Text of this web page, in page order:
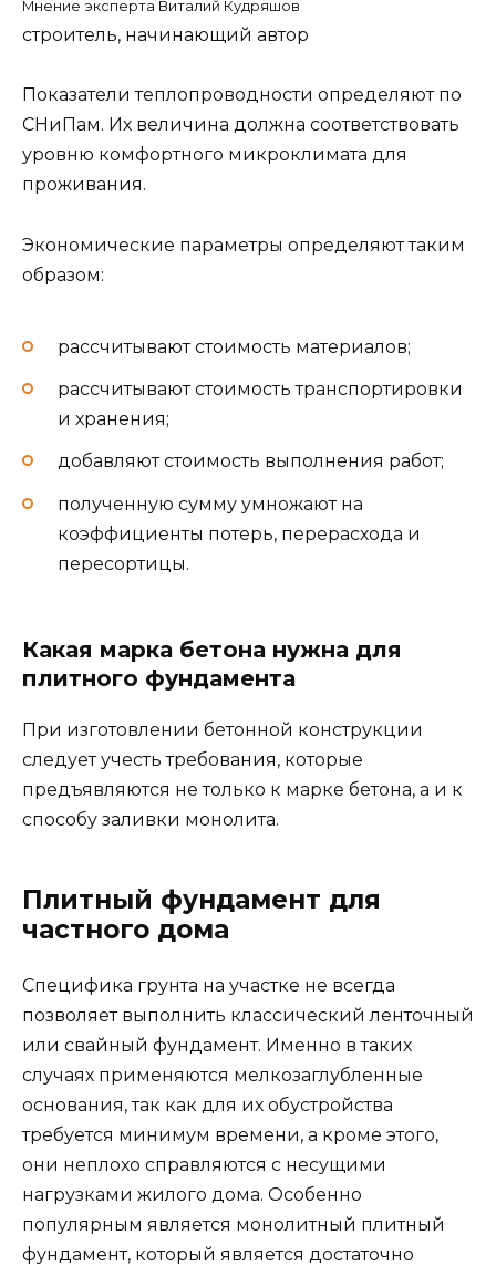
Мнение эксперта Виталий Кудряшов
строитель, начинающий автор
Показатели теплопроводности определяют по
СНиПам. Их величина должна соответствовать
уровню комфортного микроклимата для
проживания.
Экономические параметры определяют таким
образом:
рассчитывают стоимость материалов;
рассчитывают стоимость транспортировки
и хранения;
добавляют стоимость выполнения работ;
полученную сумму умножают на
коэффициенты потерь, перерасхода и
пересортицы.
Какая марка бетона нужна для
плитного фундамента
При изготовлении бетонной конструкции
следует учесть требования, которые
предъявляются не только к марке бетона, а и к
способу заливки монолита.
Плитный фундамент для
частного дома
Специфика грунта на участке не всегда
позволяет выполнить классический ленточный
или свайный фундамент. Именно в таких
случаях применяются мелкозаглубленные
основания, так как для их обустройства
требуется минимум времени, а кроме этого,
они неплохо справляются с несущими
нагрузками жилого дома. Особенно
популярным является монолитный плитный
фундамент, который является достаточно